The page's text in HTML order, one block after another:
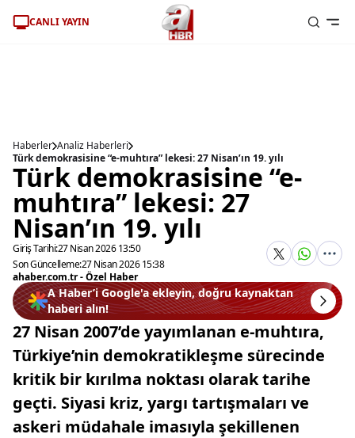
CANLI YAYIN
Haberler Analiz Haberleri
Türk demokrasisine “e-muhtıra” lekesi: 27 Nisan’ın 19. yılı
Türk demokrasisine “e-
muhtıra” lekesi: 27
Nisan’ın 19. yılı
Giriş Tarihi:27 Nisan 2026 13:50
Son Güncelleme:27 Nisan 2026 15:38
ahaber.com.tr - Özel Haber
A Haber’i Google'a ekleyin, doğru kaynaktan
haberi alın!
27 Nisan 2007’de yayımlanan e-muhtıra,
Türkiye’nin demokratikleşme sürecinde
kritik bir kırılma noktası olarak tarihe
geçti. Siyasi kriz, yargı tartışmaları ve
askeri müdahale imasıyla şekillenen